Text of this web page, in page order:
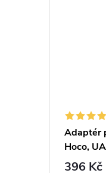
Adaptér
Hoco,
396 Kč